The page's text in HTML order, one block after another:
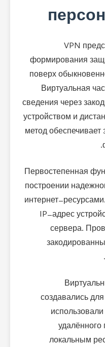
VPN
формирования
поверх
Виртуальная
сведения через
устройством и
метод
Первостепенная
построении
интернет-
IP-адрес
сервера.
создавались
использовали
локальным